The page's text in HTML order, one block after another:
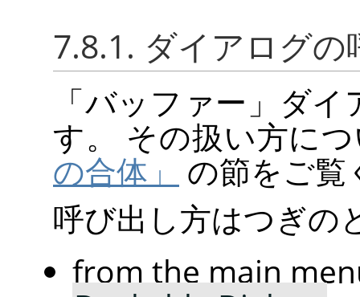
7.8.1. ダイアログの
「バッファー 」 ダイ
す。 その扱い方に
の合体」
の節をご覧
呼び出し方はつぎの
from the main